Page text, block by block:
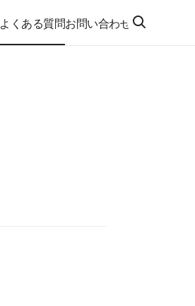
よくある質問お問い合わせ